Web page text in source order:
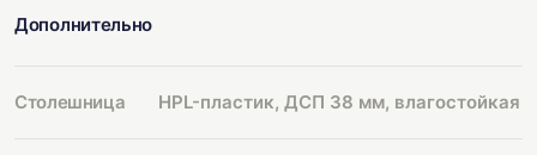
Дополнительно
Столешница HPL-пластик, ДСП 38 мм, влагостойкая